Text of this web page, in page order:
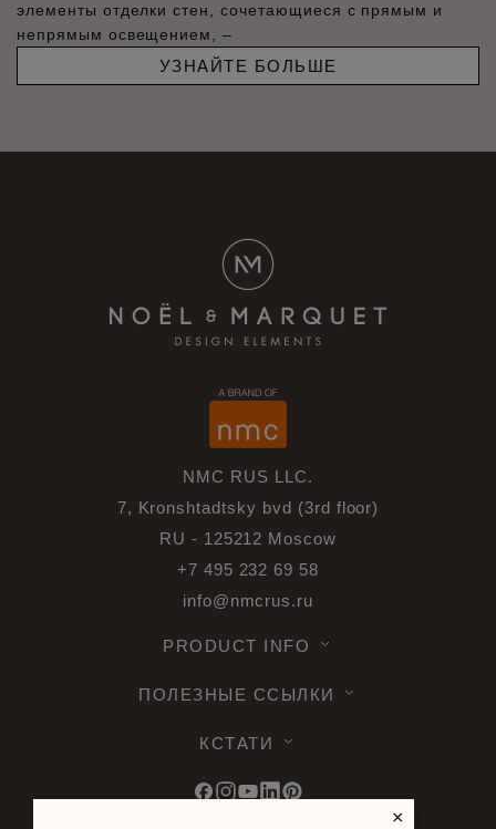
элементы отделки стен, сочетающиеся с прямым и
непрямым освещением, –
УЗНАЙТЕ БОЛЬШЕ
NMC RUS LLC.
7, Kronshtadtsky bvd (3rd floor)
RU - 125212 Moscow
+7 495 232 69 58
info@nmcrus.ru
PRODUCT INFO
ПОЛЕЗНЫЕ ССЫЛКИ
КСТАТИ
×